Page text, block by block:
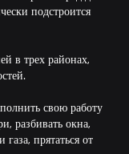
подстроится
в трех районах,
свою работу
разбивать окна,
прятаться от